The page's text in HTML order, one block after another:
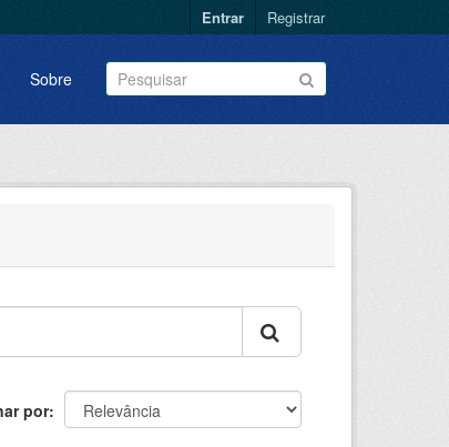
Entrar Registrar
Sobre
por